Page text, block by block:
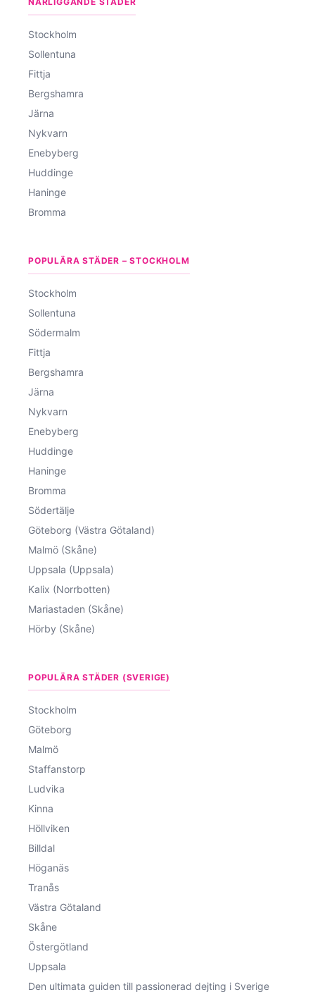
Stockholm
Sollentuna
Fittja
Bergshamra
Järna
Nykvarn
Enebyberg
Huddinge
Haninge
Bromma
POPULÄRA STÄDER – STOCKHOLM
Stockholm
Sollentuna
Södermalm
Fittja
Bergshamra
Järna
Nykvarn
Enebyberg
Huddinge
Haninge
Bromma
Södertälje
Göteborg (Västra Götaland)
Malmö (Skåne)
Uppsala (Uppsala)
Kalix (Norrbotten)
Mariastaden (Skåne)
Hörby (Skåne)
POPULÄRA STÄDER (SVERIGE)
Stockholm
Göteborg
Malmö
Staffanstorp
Ludvika
Kinna
Höllviken
Billdal
Höganäs
Tranås
Västra Götaland
Skåne
Östergötland
Uppsala
Den ultimata guiden till passionerad dejting i Sverige